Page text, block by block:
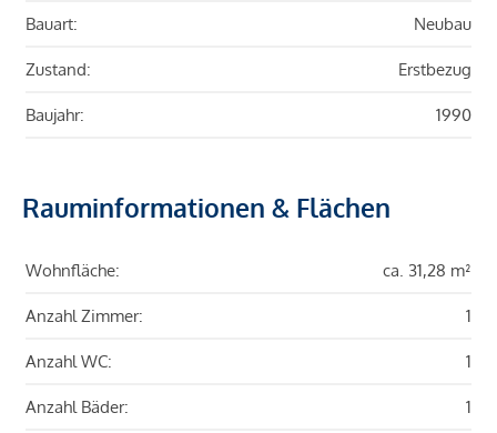
Bauart: Neubau
Zustand: Erstbezug
Baujahr: 1990
Rauminformationen & Flächen
Wohnfläche: ca. 31,28 m²
Anzahl Zimmer: 1
Anzahl WC: 1
Anzahl Bäder: 1